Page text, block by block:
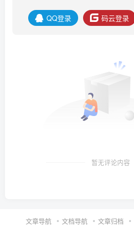
QQ登录 码云登录
暂无评论内容
文章导航 文档导航 文章归档